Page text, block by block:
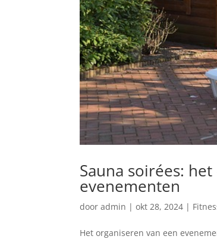
Sauna soirées:
evenementen
dooradmin |okt 28, 2024 |
Het organiseren van een